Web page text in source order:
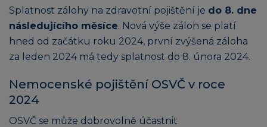
Splatnost zálohy na zdravotní pojištění je do 8. dne
následujícího měsíce. Nová výše záloh se platí
hned od začátku roku 2024, první zvýšená záloha
za leden 2024 má tedy splatnost do 8. února 2024.
Nemocenské pojištění OSVČ v roce
2024
OSVČ se může dobrovolně účastnit